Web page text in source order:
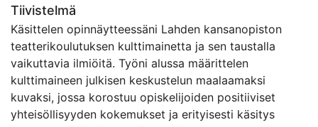
Tiivistelmä
Käsittelen opinnäytteessäni Lahden kansanopiston
teatterikoulutuksen kulttimainetta ja sen taustalla
vaikuttavia ilmiöitä. Työni alussa määrittelen
kulttimaineen julkisen keskustelun maalaamaksi
kuvaksi, jossa korostuu opiskelijoiden positiiviset
yhteisöllisyyden kokemukset ja erityisesti käsitys